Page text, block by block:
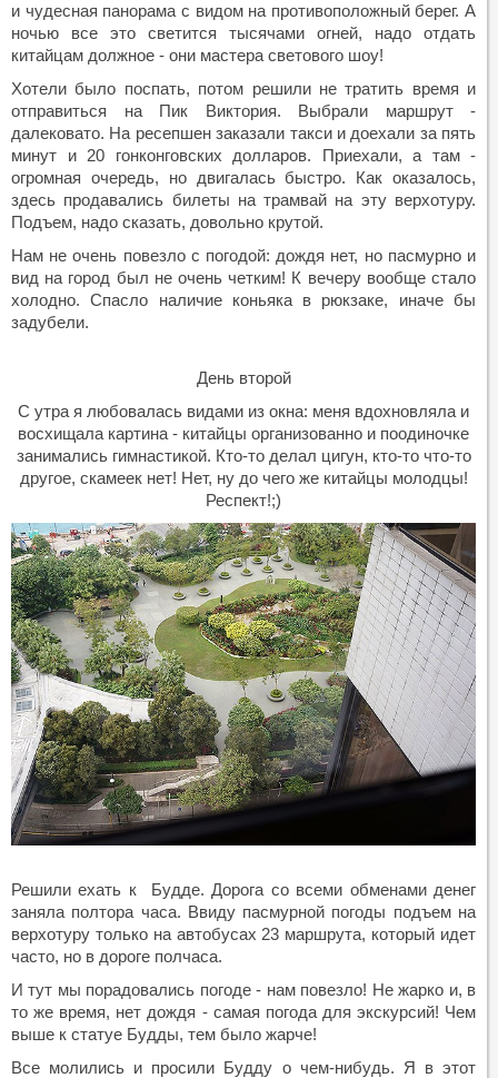
и чудесная панорама с видом на противоположный берег. А
ночью все это светится тысячами огней, надо отдать
китайцам должное - они мастера светового шоу!
Хотели было поспать, потом решили не тратить время и
отправиться на Пик Виктория. Выбрали маршрут -
далековато. На ресепшен заказали такси и доехали за пять
минут и 20 гонконговских долларов. Приехали, а там -
огромная очередь, но двигалась быстро. Как оказалось,
здесь продавались билеты на трамвай на эту верхотуру.
Подъем, надо сказать, довольно крутой.
Нам не очень повезло с погодой: дождя нет, но пасмурно и
вид на город был не очень четким! К вечеру вообще стало
холодно. Спасло наличие коньяка в рюкзаке, иначе бы
задубели.
День второй
С утра я любовалась видами из окна: меня вдохновляла и
восхищала картина - китайцы организованно и поодиночке
занимались гимнастикой. Кто-то делал цигун, кто-то что-то
другое, скамеек нет! Нет, ну до чего же китайцы молодцы!
Респект!;)
Решили ехать к Будде. Дорога со всеми обменами денег
заняла полтора часа. Ввиду пасмурной погоды подъем на
верхотуру только на автобусах 23 маршрута, который идет
часто, но в дороге полчаса.
И тут мы порадовались погоде - нам повезло! Не жарко и, в
то же время, нет дождя - самая погода для экскурсий! Чем
выше к статуе Будды, тем было жарче!
Все молились и просили Будду о чем-нибудь. Я в этот